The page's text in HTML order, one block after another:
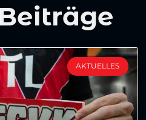
AKTUELLES